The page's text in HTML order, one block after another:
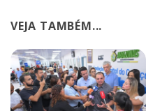
VEJA TAMBÉM...